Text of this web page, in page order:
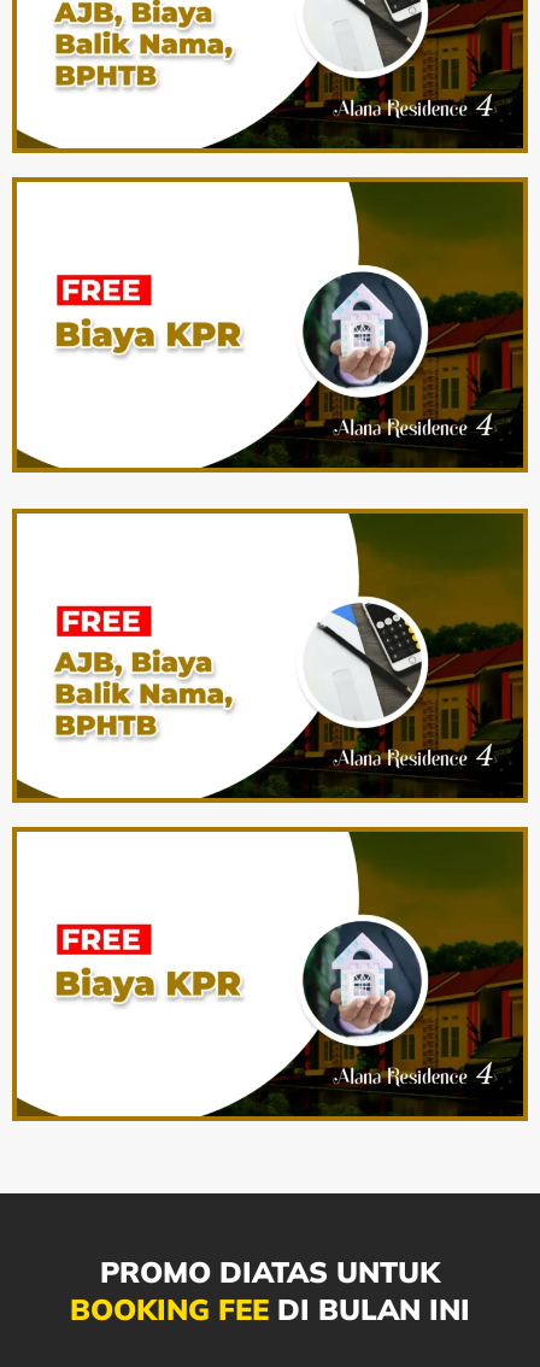
PROMO DIATAS UNTUK
BOOKING FEE DI BULAN INI